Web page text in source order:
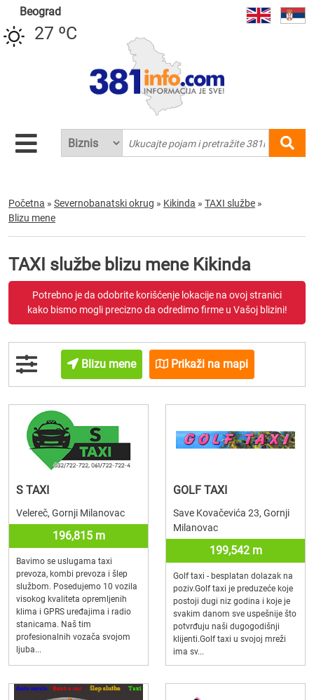
Beograd
27 ºC
Početna » Severnobanatski okrug » Kikinda » TAXI službe »
Blizu mene
TAXI službe blizu mene Kikinda
Potrebno je da odobrite korišćenje lokacije na ovoj stranici
kako bismo mogli precizno da odredimo firme u Vašoj blizini!
Blizu mene Prikaži na mapi
S TAXI
Velereč, Gornji Milanovac
196,815 m
Bavimo se uslugama taxi
prevoza, kombi prevoza i šlep
službom. Posedujemo 10 vozila
visokog kvaliteta opremljenih
klima i GPRS uređajima i radio
stanicama. Naš tim
profesionalnih vozača svojom
ljuba...
GOLF TAXI
Save Kovačevića 23, Gornji
Milanovac
199,542 m
Golf taxi - besplatan dolazak na
poziv.Golf taxi je preduzeće koje
postoji dugi niz godina i koje je
svakim danom sve uspešnije što
potvrđuju naši dugogodišnji
klijenti.Golf taxi u svojoj mreži
ima sv...